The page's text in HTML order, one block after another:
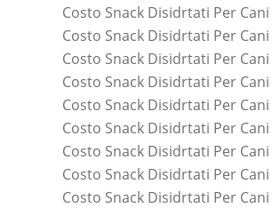
Costo Snack Disidrtati Per
Costo Snack Disidrtati Per
Costo Snack Disidrtati Per Cani
Costo Snack Disidrtati Per
Costo Snack Disidrtati Per
Costo Snack Disidrtati Per
Costo Snack Disidrtati Per
Costo Snack Disidrtati Per